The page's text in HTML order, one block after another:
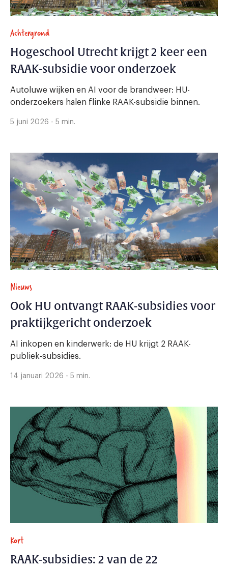
Achtergrond
Hogeschool Utrecht krijgt 2 keer een
RAAK-subsidie voor onderzoek
Autoluwe wijken en AI voor de brandweer: HU-
onderzoekers halen flinke RAAK-subsidie binnen.
5 juni 2026 - 5 min.
Nieuws
Ook HU ontvangt RAAK-subsidies voor
praktijkgericht onderzoek
AI inkopen en kinderwerk: de HU krijgt 2 RAAK-
publiek-subsidies.
14 januari 2026 - 5 min.
Kort
RAAK-subsidies: 2 van de 22